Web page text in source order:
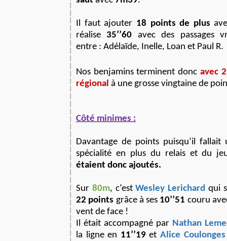
Il faut ajouter 18 points de plus
réalise 35’’60 avec des passages
entre : Adélaïde, Inelle, Loan et Paul R.
Nos benjamins terminent donc avec
régional à une grosse vingtaine de
Côté minimes :
Davantage de points puisqu’il
spécialité en plus du relais et du
étaient donc ajoutés.
Sur 80m, c’estWesley Lerichard qui
22 points grâce à ses 10’’51 couru
vent de face !
Il était accompagné par Nathan
la ligne en 11’’19etAlice Coulonges